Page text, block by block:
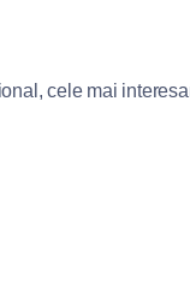
cele mai